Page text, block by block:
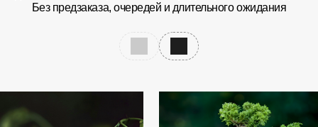
Без предзаказа, очередей и длительного ожидания
Предыдущий слайдСледующий слайд